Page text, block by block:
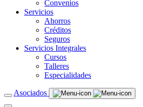
Convenios
Servicios
Ahorros
Créditos
Seguros
Servicios Integrales
Cursos
Talleres
Especialidades
Asociados